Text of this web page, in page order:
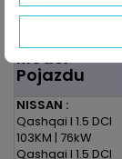
Zestaw
Model
Pojazdu
NISSAN :
Qashqai I 1.5 DCI
103KM | 76kW
Qashqai I 1.5 DCI